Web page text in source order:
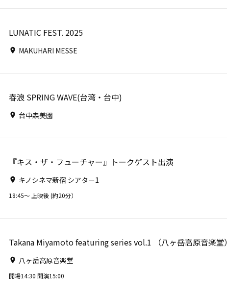
LUNATIC FEST. 2025
MAKUHARI MESSE
春浪 SPRING WAVE(台湾・台中)
台中森美園
『キス・ザ・フューチャー』トークゲスト出演
キノシネマ新宿 シアター1
18:45～ 上映後 (約20分）
Takana Miyamoto featuring series vol.1 （八ヶ岳高原音楽堂）
八ヶ岳高原音楽堂
開場14:30 開演15:00